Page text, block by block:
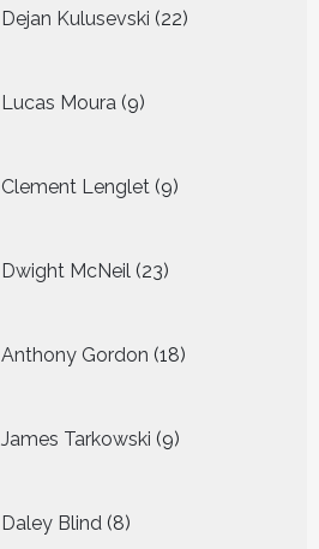
Dejan Kulusevski 22
producten
Lucas Moura 9
producten
Clement Lenglet 9
producten
Dwight McNeil 23
producten
Anthony Gordon 18
producten
James Tarkowski 9
producten
Daley Blind 8
producten